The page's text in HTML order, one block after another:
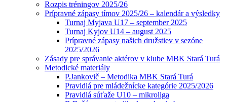
Rozpis tréningov 2025/26
Prípravné zápasy tímov 2025/26 – kalendár a výsledky
Turnaj Myjava U17 – september 2025
Turnaj Kyjov U14 – august 2025
Prípravné zápasy našich družstiev v sezóne
2025/2026
Zásady pre správanie aktérov v klube MBK Stará Turá
Metodické materiály
P.Jankovič – Metodika MBK Stará Turá
Pravidlá pre mládežnícke kategórie 2025/2026
Pravidlá súťaže U10 – mikroliga